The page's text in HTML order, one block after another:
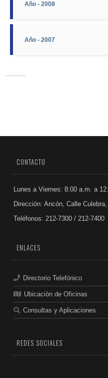
Año - 2008
Año - 2007
CONTACTO
Lunes a Viernes: 8:00 a.m. a
Dirección: Ancón, Calle
Teléfonos: 212-7300 / 212-7400
ENLACES
Directorio Telefónico
Ubicación de Oficinas
Consultas y Aplicaciones
REDES SOCIALES